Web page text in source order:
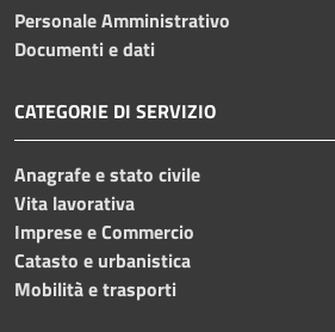
Personale Amministrativo
Documenti e dati
CATEGORIE DI SERVIZIO
Anagrafe e stato civile
Vita lavorativa
Imprese e Commercio
Catasto e urbanistica
Mobilità e trasporti